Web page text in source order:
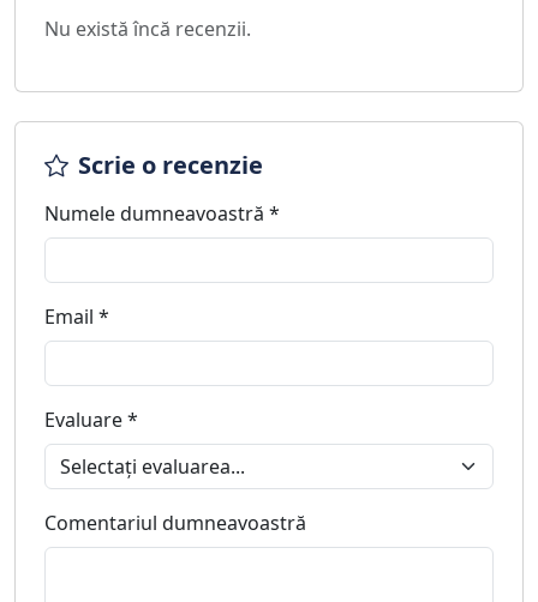
Nu există încă recenzii.
Scrie o recenzie
Numele dumneavoastră *
Email *
Evaluare *
Comentariul dumneavoastră